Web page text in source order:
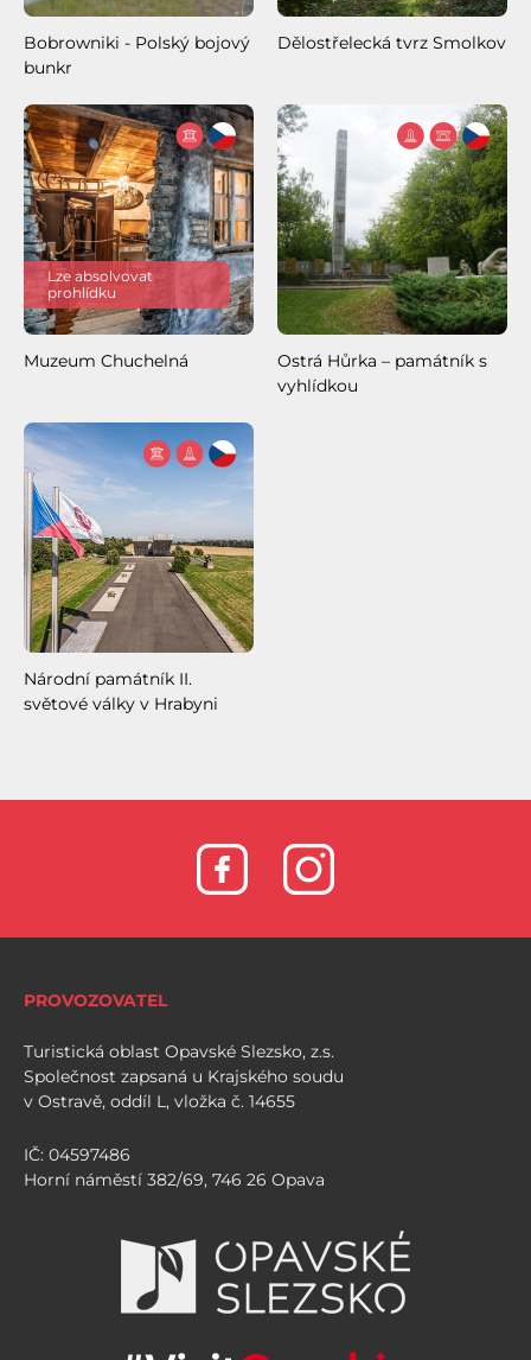
Bobrowniki - Polský bojový
bunkr
Dělostřelecká tvrz Smolkov
Lze absolvovat
prohlídku
Muzeum Chuchelná
Ostrá Hůrka – památník s
vyhlídkou
Národní památník II.
světové války v Hrabyni
PROVOZOVATEL
Turistická oblast Opavské Slezsko, z.s.
Společnost zapsaná u Krajského soudu
v Ostravě, oddíl L, vložka č. 14655
IČ: 04597486
Horní náměstí 382/69, 746 26 Opava